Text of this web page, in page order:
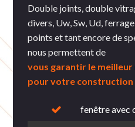
Double joints, double
divers, Uw, Sw, Ud,
points et tant encore de
nous permettent de
vous garantir le
pour votre construction
fenêtre avec